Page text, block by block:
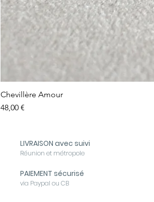
Chevillère Amour
Prix
48,00 €
LIVRAISON avec suivi
Réunion et métropole
PAIEMENT sécurisé
via Paypal ou CB